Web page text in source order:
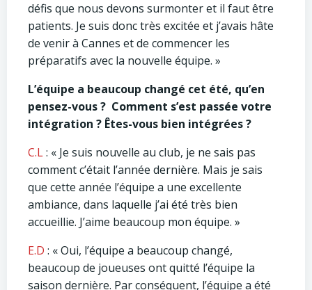
défis que nous devons surmonter et il faut être
patients. Je suis donc très excitée et j’avais hâte
de venir à Cannes et de commencer les
préparatifs avec la nouvelle équipe. »
L’équipe a beaucoup changé cet été, qu’en
pensez-vous ? Comment s’est passée votre
intégration ? Êtes-vous bien intégrées ?
C.L: « Je suis nouvelle au club, je ne sais pas
comment c’était l’année dernière. Mais je sais
que cette année l’équipe a une excellente
ambiance, dans laquelle j’ai été très bien
accueillie. J’aime beaucoup mon équipe. »
E.D : « Oui, l’équipe a beaucoup changé,
beaucoup de joueuses ont quitté l’équipe la
saison dernière. Par conséquent, l’équipe a été